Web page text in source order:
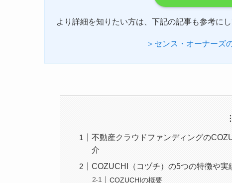
より詳細を知りたい方は、下記の記事も参考にし
＞センス・オーナーズ
不動産クラウドファンディングの
介
COZUCHI（コヅチ）の5つの特徴や実
COZUCHIの概要